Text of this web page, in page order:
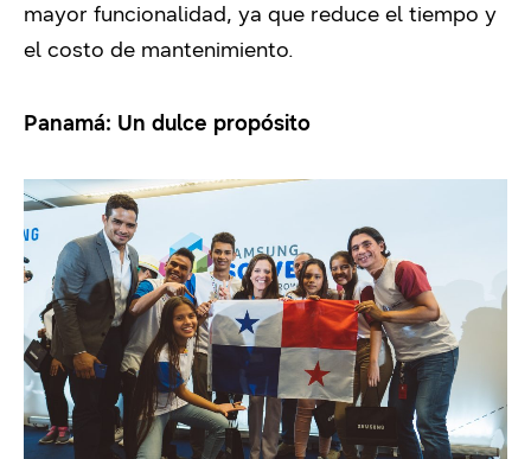
mayor funcionalidad, ya que reduce el tiempo y
el costo de mantenimiento.
Panamá: Un dulce propósito